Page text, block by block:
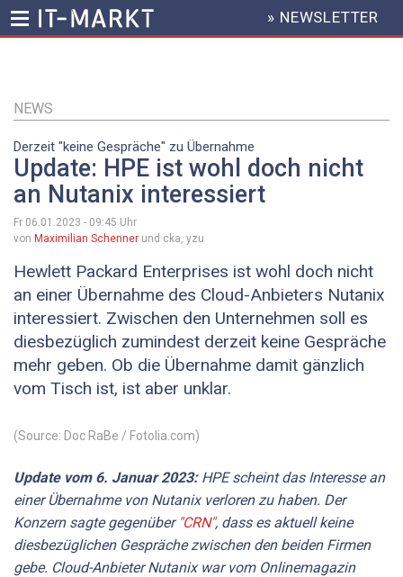
Inhalt
HEADER
MENU
» NEWSLETTER
NEWS
Derzeit "keine Gespräche" zu Übernahme
Update: HPE ist wohl doch nicht
an Nutanix interessiert
Fr 06.01.2023 - 09:45 Uhr
von Maximilian Schenner und cka, yzu
Hewlett Packard Enterprises ist wohl doch nicht
an einer Übernahme des Cloud-Anbieters Nutanix
interessiert. Zwischen den Unternehmen soll es
diesbezüglich zumindest derzeit keine Gespräche
mehr geben. Ob die Übernahme damit gänzlich
vom Tisch ist, ist aber unklar.
(Source: Doc RaBe / Fotolia.com)
Update vom 6. Januar 2023:HPE scheint das Interesse an
einer Übernahme von Nutanix verloren zu haben. Der
Konzern sagte gegenüber "CRN", dass es aktuell keine
diesbezüglichen Gespräche zwischen den beiden Firmen
gebe. Cloud-Anbieter Nutanix war vom Onlinemagazin